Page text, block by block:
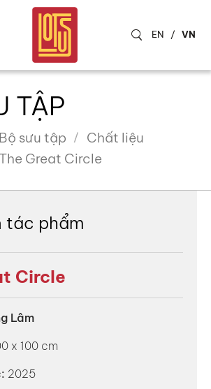
EN / VN
TẬP
Bộ sưu tập
Chất liệu
The Great Circle
tác phẩm
Circle
Lâm
x 100 cm
2025